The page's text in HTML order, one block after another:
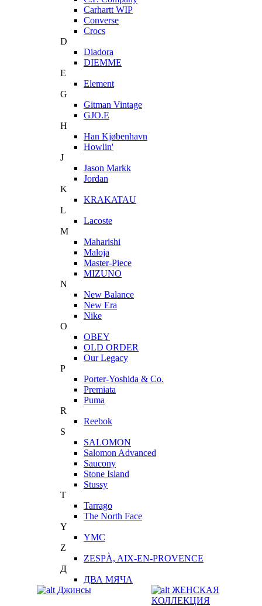
Carhartt WIP
Converse
Crocs
D
Diadora
DIEMME
E
Element
G
Gitman Vintage
GJO.E
H
Han Kjøbenhavn
Howlin'
J
Jason Markk
Jordan
K
KRAKATAU
L
Lacoste
M
Maharishi
Maloja
Master-Piece
MIZUNO
N
New Balance
New Era
Nike
O
OBEY
OLD ORDER
Our Legacy
P
Porter-Yoshida & Co.
Premiata
Puma
R
Reebok
S
SALOMON
Salomon Advanced
Saucony
Stone Island
Stussy
T
Tarrago
The North Face
Y
YMC
Z
ZESPÀ, AIX-EN-PROVENCE
Д
ДВА МЯЧА
Джинсы
ЖЕНСКАЯ
КОЛЛЕКЦИЯ